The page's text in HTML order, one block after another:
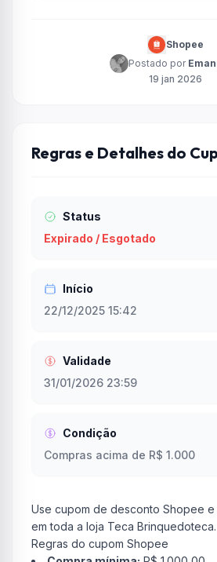
Shopee
Postado por
19 jan 2026
Regras e Detalhes do
Status
Expirado / Esgotado
Início
22/12/2025 15:42
Validade
31/01/2026 23:59
Condição
Compras acima de R$ 1.000
Use cupom de desconto Shopee e
em toda a loja Teca Brinquedoteca.
Regras do cupom Shopee